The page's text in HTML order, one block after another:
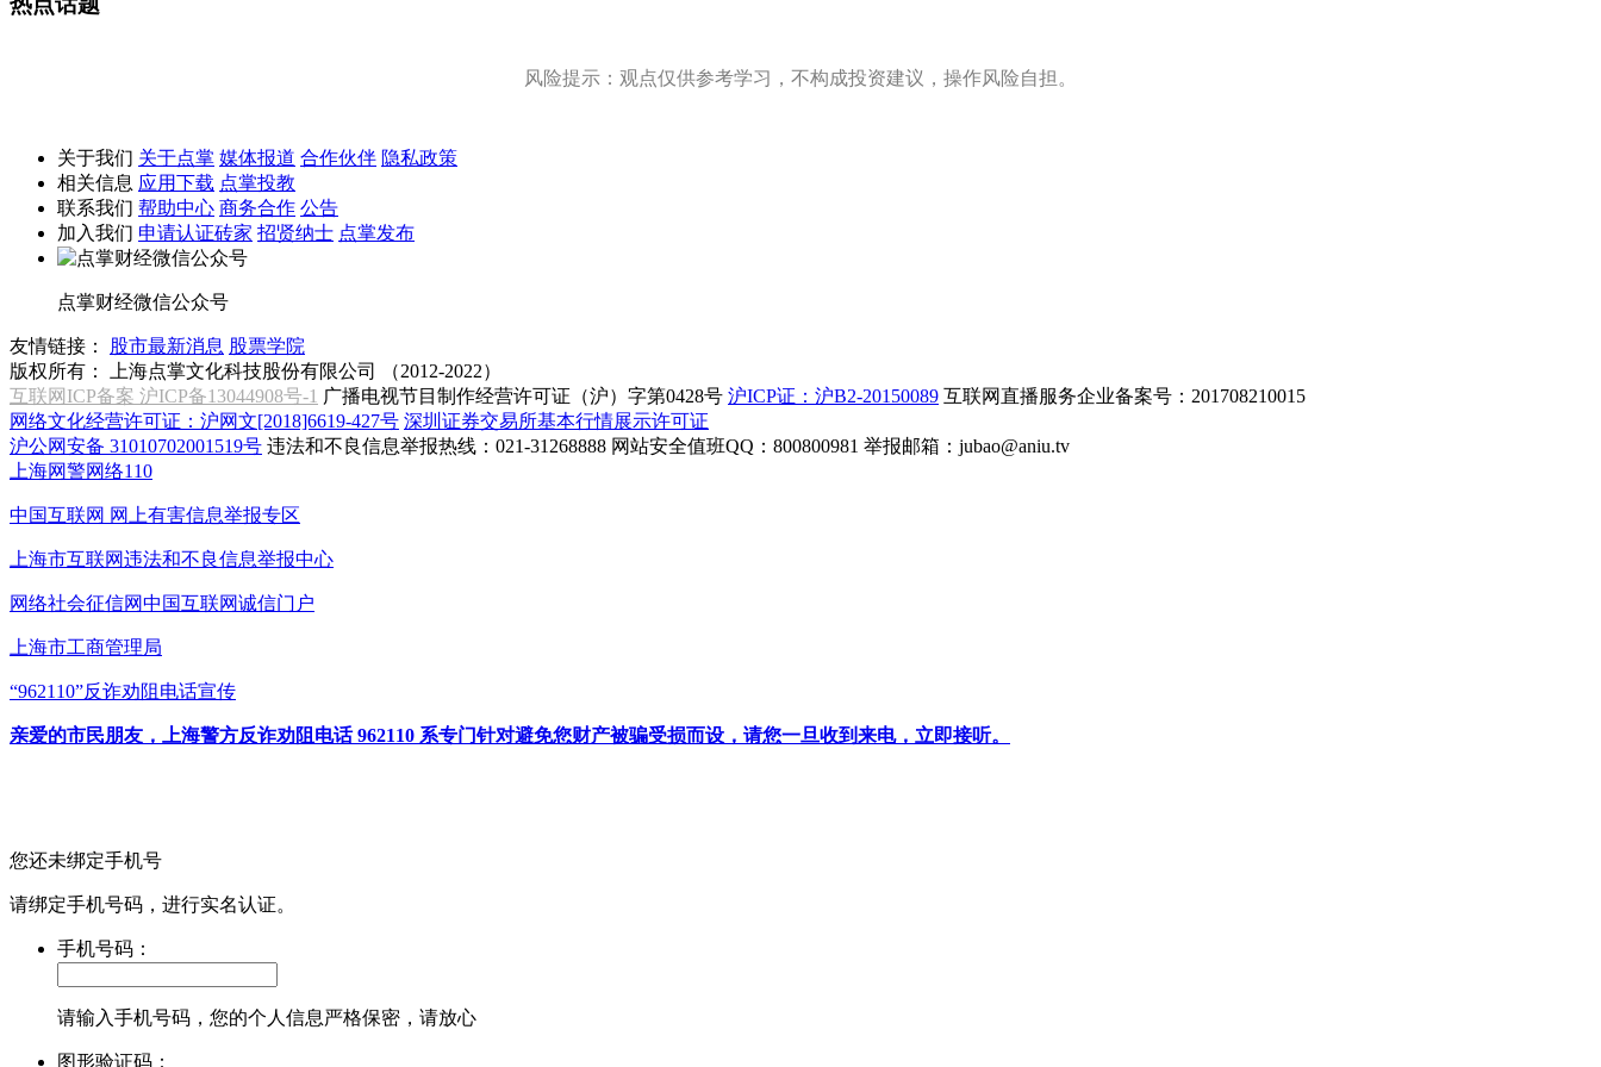
风险提示：观点仅供参考学习，不构成投资建议，操作风险自担。
关于我们 关于点掌 媒体报道 合作伙伴 隐私政策
相关信息 应用下载 点掌投教
联系我们 帮助中心 商务合作 公告
加入我们 申请认证砖家 招贤纳士 点掌发布
点掌财经微信公众号
友情链接： 股市最新消息 股票学院
版权所有：
上海点掌文化科技股份有限公司 （2012-2022）
互联网ICP备案 沪ICP备13044908号-1 广播电视节目制作经营许可证（沪）字第0428号 沪ICP证：沪B2-20150089 互联网直播服务企业备案号：201708210015
网络文化经营许可证：沪网文[2018]6619-427号 深圳证券交易所基本行情展示许可证
沪公网安备 31010702001519号 违法和不良信息举报热线：021-31268888 网站安全值班QQ：800800981 举报邮箱： jubao@aniu.tv
上海网警网络110
中国互联网 网上有害信息举报专区
上海市互联网违法和不良信息举报中心
网络社会征信网中国互联网诚信门户
上海市工商管理局
“962110”反诈劝阻电话宣传
亲爱的市民朋友，上海警方反诈劝阻电话 962110 系专门针对避免您财产被骗受损而设，请您一旦收到来电，立即接听。
您还未绑定手机号
请绑定手机号码，进行实名认证。
手机号码：
请输入手机号码，您的个人信息严格保密，请放心
图形验证码：